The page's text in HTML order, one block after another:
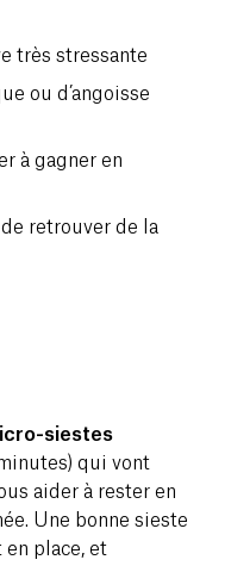
très stressante
ou d’angoisse
à gagner en
retrouver de la
siestes
qui vont
aider à rester en
Une bonne sieste
place, et